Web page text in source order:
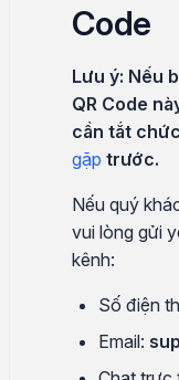
Code
Lưu ý: Nếu
QR Code
cần tắt
gặp trước.
Nếu quý
vui lòng gửi
kênh:
Số điện
Email: